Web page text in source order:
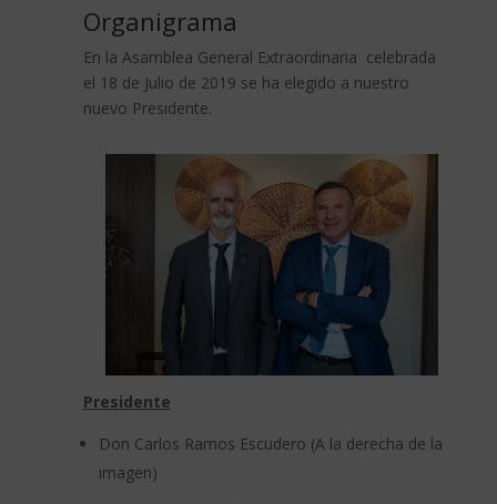
Organigrama
En la Asamblea General Extraordinaria celebrada
el 18 de Julio de 2019 se ha elegido a nuestro
nuevo Presidente.
Presidente
Don Carlos Ramos Escudero (A la derecha de la
imagen)